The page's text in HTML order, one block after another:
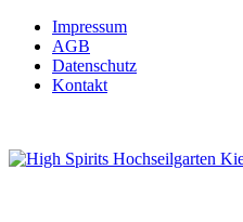
Impressum
AGB
Datenschutz
Kontakt